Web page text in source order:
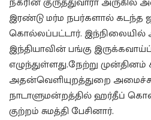
இரண்டு மர்ம நபர்களால் கடந்த
கொல்லப்பட்டார்.
இந்தியாவின் பங்கு
எழுந்துள்ளது.நேற்று முன்தினம்
அதன்வெளியுறத்துறை
நாடாளுமன்றத்தில் ஹர்தீப்
குற்றம் சுமத்தி பேசினார்.